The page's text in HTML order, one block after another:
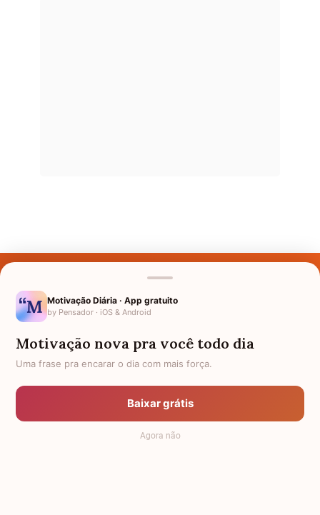
Nomes pelo Mundo
Política de Privacidade
Anuncie
Termos de Uso
Motivação Diária · App gratuito
by Pensador · iOS & Android
Motivação nova pra você todo dia
Uma frase pra encarar o dia com mais força.
Baixar grátis
Agora não